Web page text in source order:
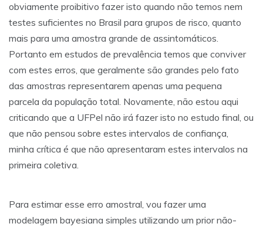
obviamente proibitivo fazer isto quando não temos nem
testes suficientes no Brasil para grupos de risco, quanto
mais para uma amostra grande de assintomáticos.
Portanto em estudos de prevalência temos que conviver
com estes erros, que geralmente são grandes pelo fato
das amostras representarem apenas uma pequena
parcela da população total. Novamente, não estou aqui
criticando que a UFPel não irá fazer isto no estudo final, ou
que não pensou sobre estes intervalos de confiança,
minha crítica é que não apresentaram estes intervalos na
primeira coletiva.
Para estimar esse erro amostral, vou fazer uma
modelagem bayesiana simples utilizando um prior não-